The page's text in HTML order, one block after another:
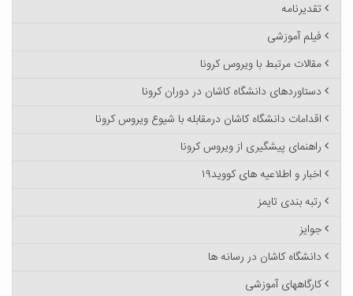
تقدیرنامه
فیلم آموزشی
مقالات مرتبط با ویروس کرونا
دستاوردهای دانشگاه کاشان در دوران کرونا
اقدامات دانشگاه کاشان درمقابله با شیوع ویروس کرونا
راهنمای پیشگیری از ویروس کرونا
اخبار و اطلاعیه های کووید۱۹
رتبه بندی تایمز
جوایز
دانشگاه کاشان در رسانه ها
کارگاههای آموزشی